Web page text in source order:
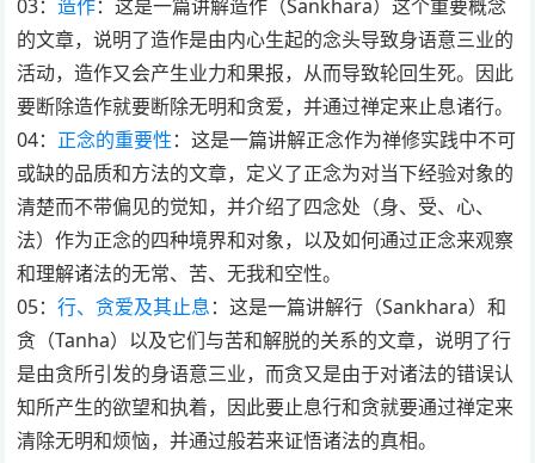
03：造作：这是一篇讲解造作（Sankhara）这个重要概念
的文章，说明了造作是由内心生起的念头导致身语意三业的
活动，造作又会产生业力和果报，从而导致轮回生死。因此
要断除造作就要断除无明和贪爱，并通过禅定来止息诸行。
04： 正念的重要性：这是一篇讲解正念作为禅修实践中不可
或缺的品质和方法的文章，定义了正念为对当下经验对象的
清楚而不带偏见的觉知，并介绍了四念处（身、受、心、
法）作为正念的四种境界和对象，以及如何通过正念来观察
和理解诸法的无常、苦、无我和空性。
05：行、贪爱及其止息：这是一篇讲解行（Sankhara）和
贪（Tanha）以及它们与苦和解脱的关系的文章，说明了行
是由贪所引发的身语意三业，而贪又是由于对诸法的错误认
知所产生的欲望和执着，因此要止息行和贪就要通过禅定来
清除无明和烦恼，并通过般若来证悟诸法的真相。